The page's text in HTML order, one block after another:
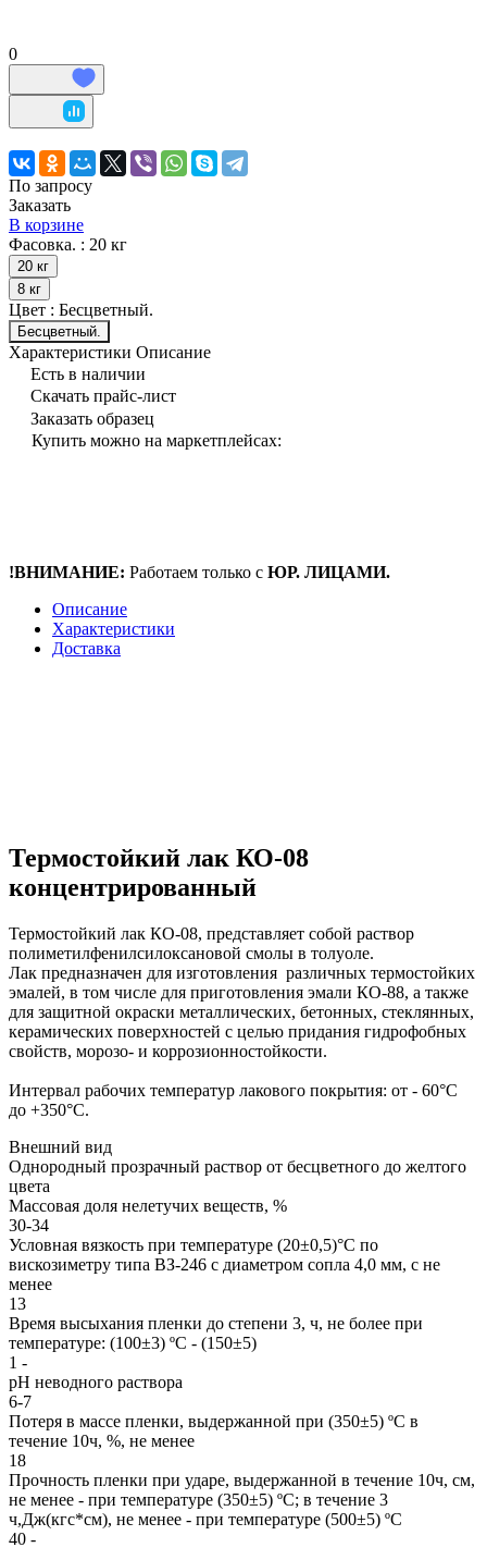
0
По запросу
Заказать
В корзине
Фасовка. : 20 кг
20 кг
8 кг
Цвет : Бесцветный.
Бесцветный.
Характеристики Описание
Есть в наличии
Скачать прайс-лист
Заказать образец
Купить можно на маркетплейсах:
!ВНИМАНИЕ: Работаем только с ЮР. ЛИЦАМИ.
Описание
Характеристики
Доставка
Термостойкий лак КО-08
концентрированный
Термостойкий лак КО-08, представляет собой раствор
полиметилфенилсилоксановой смолы в толуоле.
Лак предназначен для изготовления различных термостойких
эмалей, в том числе для приготовления эмали КО-88, а также
для защитной окраски металлических, бетонных, стеклянных,
керамических поверхностей с целью придания гидрофобных
свойств, морозо- и коррозионностойкости.
Интервал рабочих температур лакового покрытия: от - 60°С
до +350°С.
Внешний вид
Однородный прозрачный раствор от бесцветного до желтого
цвета
Массовая доля нелетучих веществ, %
30-34
Условная вязкость при температуре (20±0,5)°С по
вискозиметру типа ВЗ-246 с диаметром сопла 4,0 мм, с не
менее
13
Время высыхания пленки до степени 3, ч, не более при
температуре: (100±3) ºС - (150±5)
1 -
рH неводного раствора
6-7
Потеря в массе пленки, выдержанной при (350±5) ºС в
течение 10ч, %, не менее
18
Прочность пленки при ударе, выдержанной в течение 10ч, см,
не менее - при температуре (350±5) ºС; в течение 3
ч,Дж(кгс*см), не менее - при температуре (500±5) ºС
40 -